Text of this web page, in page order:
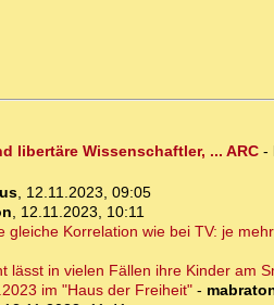
libertäre Wissenschaftler, ... ARC-
, 12.11.2023, 09:05
, 12.11.2023, 10:11
Korrelation wie bei TV: je
lässt in vielen Fällen ihre Kinder am
im "Haus der Freiheit"-